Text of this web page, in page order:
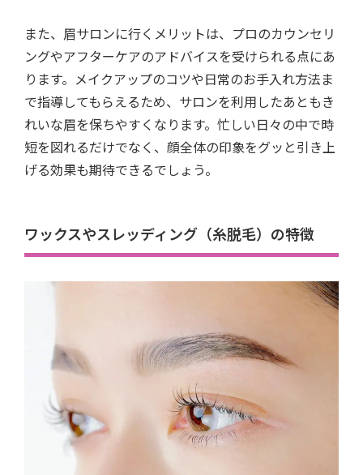
また、眉サロンに行くメリットは、プロのカウンセリ
ングやアフターケアのアドバイスを受けられる点にあ
ります。メイクアップのコツや日常のお手入れ方法ま
で指導してもらえるため、サロンを利用したあともき
れいな眉を保ちやすくなります。忙しい日々の中で時
短を図れるだけでなく、顔全体の印象をグッと引き上
げる効果も期待できるでしょう。
ワックスやスレッディング（糸脱毛）の特徴